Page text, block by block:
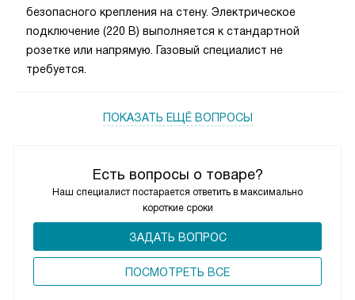
Есть вопросы о товаре?
Наш специалист постарается ответить в максимально
короткие сроки
ЗАДАТЬ ВОПРОС
ПОCМОТРЕТЬ ВСЕ
безопасного крепления на стену. Электрическое
подключение (220 В) выполняется к стандартной
розетке или напрямую. Газовый специалист не
требуется.
ПОКАЗАТЬ ЕЩЁ ВОПРОСЫ